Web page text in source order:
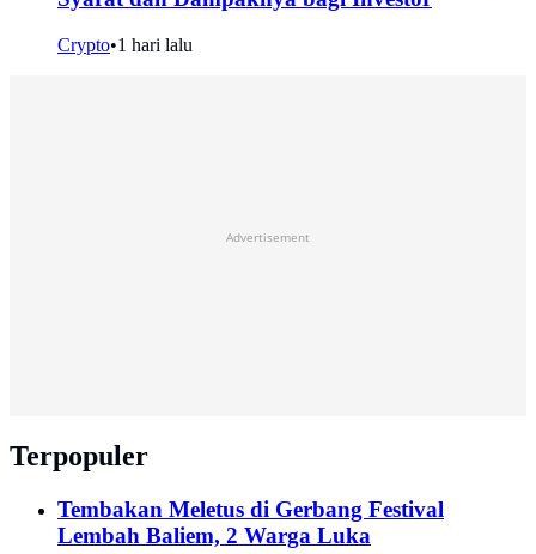
Crypto•1 hari lalu
Advertisement
Terpopuler
Tembakan Meletus di Gerbang Festival
Lembah Baliem, 2 Warga Luka